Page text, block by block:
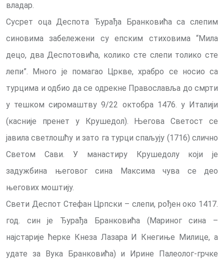
владар.
Сусрет оца Деспота Ђурађа Бранковића са слепим
синовима забележени су епским стиховима “Мила
децо, два Деспотовића, колико сте слепи толико сте
лепи”. Много је помагао Цркве, храбро се носио са
турцима и одбио да се одрекне Православља до смрти
у тешком сиромаштву 9/22 октобра 1476. уИталији
(касније пренет у Крушедол). Његова Светост се
јавила светлошћу и зато га турци спаљују (1716) слично
Светом Сави. У манастиру Крушедолу који је
задужбина његовог сина Максима чува се део
његових моштију.
Свети Деспот Стефан Црпски – слепи, рођен око 1417.
год. син је Ђурађа Бранковића (Мариног сина –
најстарије ћерке Кнеза Лазара И Кнегиње Милице, а
удате за Вука Бранковића) и Ирине Палеолог-грчке